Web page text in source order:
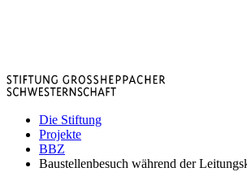
Die Stiftung
Projekte
BBZ
Baustellenbesuch während der